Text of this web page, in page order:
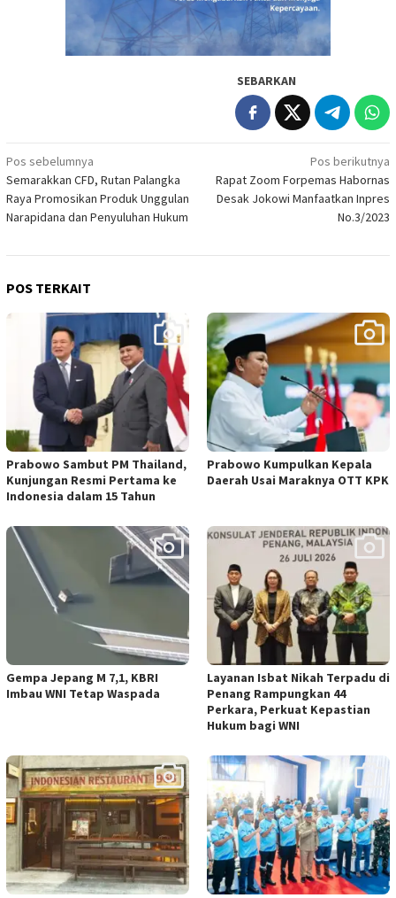
SEBARKAN
Navigasi
pos
Pos sebelumnya
Semarakkan CFD, Rutan Palangka
Raya Promosikan Produk Unggulan
Narapidana dan Penyuluhan Hukum
Pos berikutnya
Rapat Zoom Forpemas Habornas
Desak Jokowi Manfaatkan Inpres
No.3/2023
POS TERKAIT
Prabowo Sambut PM Thailand,
Kunjungan Resmi Pertama ke
Indonesia dalam 15 Tahun
Prabowo Kumpulkan Kepala
Daerah Usai Maraknya OTT KPK
Gempa Jepang M 7,1, KBRI
Imbau WNI Tetap Waspada
Layanan Isbat Nikah Terpadu di
Penang Rampungkan 44
Perkara, Perkuat Kepastian
Hukum bagi WNI